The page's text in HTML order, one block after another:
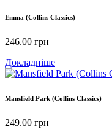
Emma (Collins Classics)
246.00 грн
Докладніше
Mansfield Park (Collins Classics)
249.00 грн